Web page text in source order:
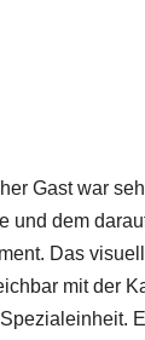
Gast war
und dem
Das
mit der